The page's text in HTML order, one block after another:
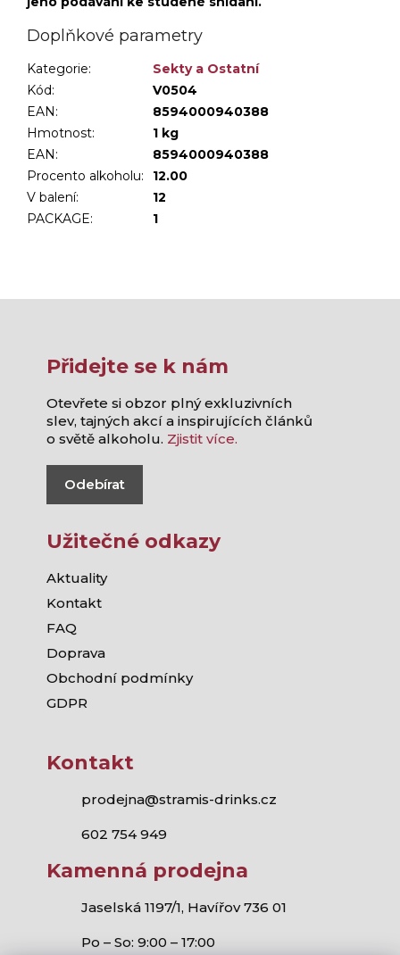
Doplňkové parametry
Kategorie:
Sekty a Ostatní
Kód:
V0504
EAN:
8594000940388
Hmotnost:
1 kg
EAN:
8594000940388
Procento alkoholu:
12.00
V balení:
12
PACKAGE: 1
Přidejte se k nám
Otevřete si obzor plný exkluzivních
slev, tajných akcí a inspirujících článků
o světě alkoholu. Zjistit více.
Odebírat
Užitečné odkazy
Aktuality
Kontakt
FAQ
Doprava
Obchodní podmínky
GDPR
Kontakt
prodejna@stramis-drinks.cz
602 754 949
Kamenná prodejna
Jaselská 1197/1, Havířov 736 01
Po – So: 9:00 – 17:00